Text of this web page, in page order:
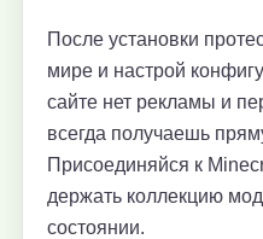
После установки
мире и настрой
сайте нет рекламы и
всегда получаешь
Присоединяйся к
держать коллекцию
состоянии.